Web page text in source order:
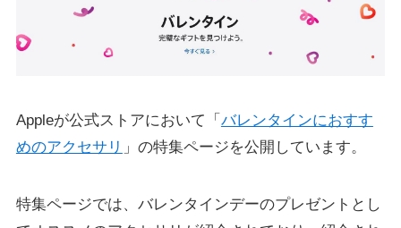
Appleが公式ストアにおいて「 バレンタインにおすす
めのア‍ク‍セ‍サ‍リ 」の特集ページを公開しています。
特集ページでは、バレンタインデーのプレゼントとし